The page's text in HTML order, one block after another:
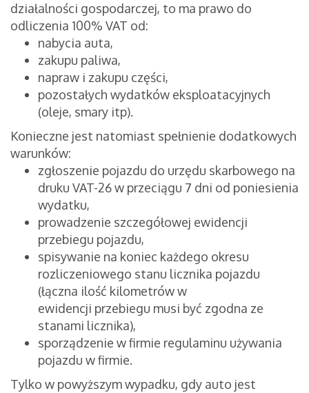
działalności gospodarczej, to ma prawo do
odliczenia 100% VAT od:
nabycia auta,
zakupu paliwa,
napraw i zakupu części,
pozostałych wydatków eksploatacyjnych
(oleje, smary itp).
Konieczne jest natomiast spełnienie dodatkowych
warunków:
zgłoszenie pojazdu do urzędu skarbowego na
druku VAT-26 w przeciągu 7 dni od poniesienia
wydatku,
prowadzenie szczegółowej ewidencji
przebiegu pojazdu,
spisywanie na koniec każdego okresu
rozliczeniowego stanu licznika pojazdu
(łączna ilość kilometrów w
ewidencji przebiegu musi być zgodna ze
stanami licznika),
sporządzenie w firmie regulaminu używania
pojazdu w firmie.
Tylko w powyższym wypadku, gdy auto jest